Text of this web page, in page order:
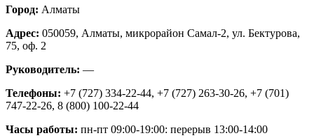
Город: Алматы
Адрес: 050059, Алматы, микрорайон Самал-2, ул. Бектурова,
75, оф. 2
Руководитель: —
Телефоны: +7 (727) 334-22-44, +7 (727) 263-30-26, +7 (701)
747-22-26, 8 (800) 100-22-44
Часы работы: пн-пт 09:00-19:00: перерыв 13:00-14:00